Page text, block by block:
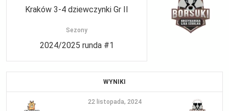
Kraków 3-4 dziewczynki Gr II
Sezony
2024/2025 runda #1
WYNIKI
22 listopada, 2024